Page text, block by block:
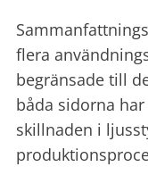
flera
begränsade till
båda sidorna
skillnaden i